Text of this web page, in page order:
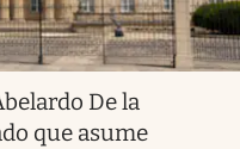
De la
que asume